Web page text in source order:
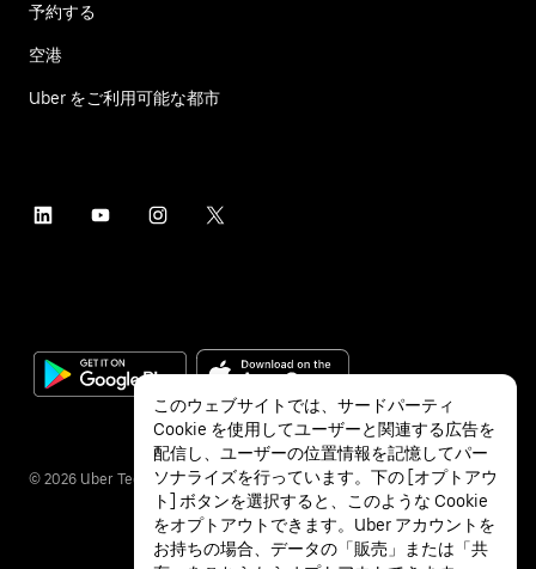
予約する
空港
Uber をご利用可能な都市
© 2026 Uber Technologies Inc.
このウェブサイトでは、サードパーティ
Cookie を使用してユーザーと関連する広告を
配信し、ユーザーの位置情報を記憶してパー
ソナライズを行っています。下の [オプトアウ
ト] ボタンを選択すると、このような Cookie
をオプトアウトできます。Uber アカウントを
お持ちの場合、データの「販売」または「共